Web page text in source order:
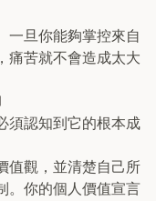
一旦你能夠掌控來自
痛苦就不會造成太大
須認知到它的根本成
值觀，並清楚自己所
。你的個人價值宣言